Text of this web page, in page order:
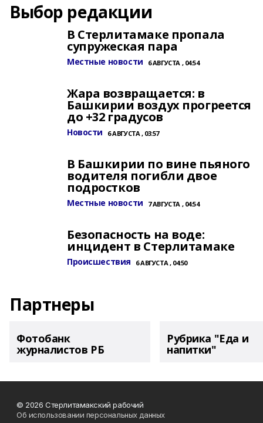
Выбор редакции
В Стерлитамаке пропала
супружеская пара
Местные новости 6 АВГУСТА , 04:54
Жара возвращается: в
Башкирии воздух прогреется
до +32 градусов
Новости 6 АВГУСТА , 03:57
В Башкирии по вине пьяного
водителя погибли двое
подростков
Местные новости 7 АВГУСТА , 04:54
Безопасность на воде:
инцидент в Стерлитамаке
Происшествия 6 АВГУСТА , 04:50
Партнеры
Фотобанк
журналистов РБ
Рубрика "Еда и
напитки"
© 2026 Стерлитамакский рабочий
Об использовании персональных данных